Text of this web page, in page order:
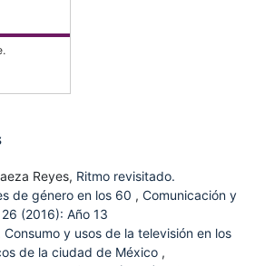
Reyes, Ritmo revisitado.
de género en los 60 , Comunicación y
(2016): Año 13
Consumo y usos de la televisión en los
de la ciudad de México ,